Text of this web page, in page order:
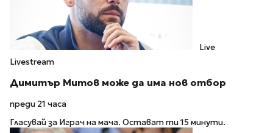
Live
Livestream
Димитър Митов може да има нов отбор
преди 21 часа
Гласувай за Играч на мача. Остават ти 15 минути.